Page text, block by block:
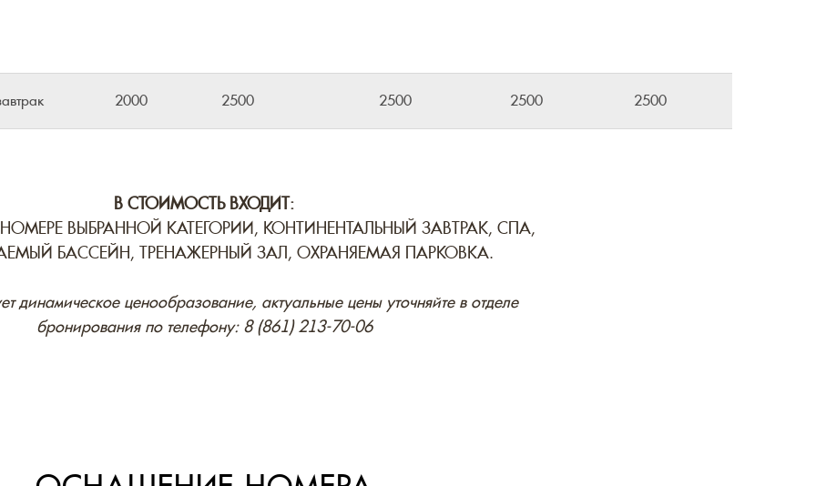
2000 2500 2500 2500 2500
В СТОИМОСТЬ ВХОДИТ:
ВЫБРАННОЙ КАТЕГОРИИ, КОНТИНЕНТАЛЬНЫЙ ЗАВТРАК, СПА,
БАССЕЙН, ТРЕНАЖЕРНЫЙ ЗАЛ, ОХРАНЯЕМАЯ ПАРКОВКА.
динамическое ценообразование, актуальные цены уточняйте в отделе
бронирования по телефону: 8 (861) 213-70-06
НОМЕРА